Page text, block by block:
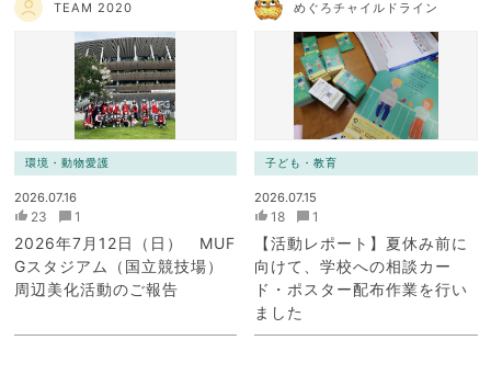
TEAM 2020
環境・動物愛護
2026.07.16
23 1
2026年7月12日（日） MUF
Gスタジアム（国立競技場）
周辺美化活動のご報告
めぐろチャイルドライン
子ども・教育
2026.07.15
18 1
【活動レポート】夏休み前に
向けて、学校への相談カー
ド・ポスター配布作業を行い
ました